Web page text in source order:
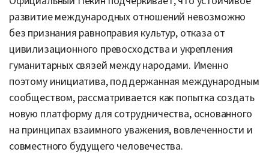
развитие международных отношений невозможно
без признания равноправия культур, отказа от
цивилизационного превосходства и укрепления
гуманитарных связей между народами. Именно
поэтому инициатива, поддержанная международным
сообществом, рассматривается как попытка создать
новую платформу для сотрудничества, основанного
на принципах взаимного уважения, вовлеченности и
совместного будущего человечества.